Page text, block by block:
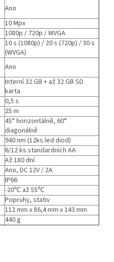
Ano
10 Mpx
1080p / 720p / WVGA
10 s (1080p) / 20 s (720p) / 30 s
(WVGA)
Ano
Interní 32 GB + až 32 GB SD
karta
0,5 s
25 m
45° horizontálně, 60°
diagonálně
940 nm (12ks led diod)
6/12 ks standardních AA
Až 180 dní
Ano, DC 12V / 2A
IP66
-20℃ až 55℃
Popruhy, stativ
112 mm x 86,4 mm x 143 mm
440 g